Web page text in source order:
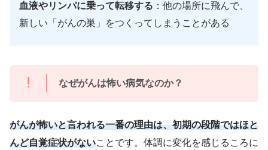
血液やリンパに乗って転移する ：他の場所に飛んで、
新しい「がんの巣」をつくってしまうことがある
なぜがんは怖い病気なのか？
がんが怖いと言われる一番の理由は、初期の段階ではほと
んど自覚症状がないことです。体調に変化を感じるころに